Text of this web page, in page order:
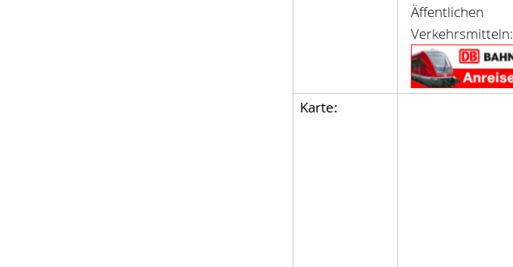
Äffentlichen
Verkehrsmitteln:
Karte: